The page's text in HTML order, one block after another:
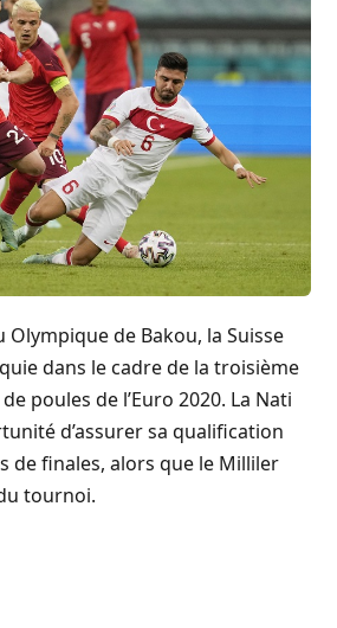
Olympique de Bakou, la Suisse
dans le cadre de la troisième
poules de l’Euro 2020. La Nati
d’assurer sa qualification
de finales, alors que le Milliler
tournoi.